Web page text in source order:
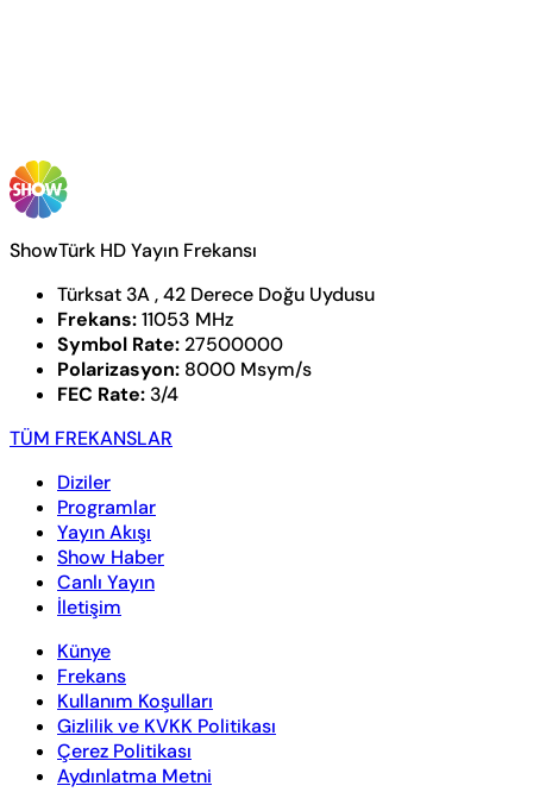
ShowTürk HD Yayın Frekansı
Türksat 3A , 42 Derece Doğu Uydusu
Frekans:11053 MHz
Symbol Rate: 27500000
Polarizasyon: 8000 Msym/s
FEC Rate: 3/4
TÜM FREKANSLAR
Diziler
Programlar
Yayın Akışı
Show Haber
Canlı Yayın
İletişim
Künye
Frekans
Kullanım Koşulları
Gizlilik ve KVKK Politikası
Çerez Politikası
Aydınlatma Metni